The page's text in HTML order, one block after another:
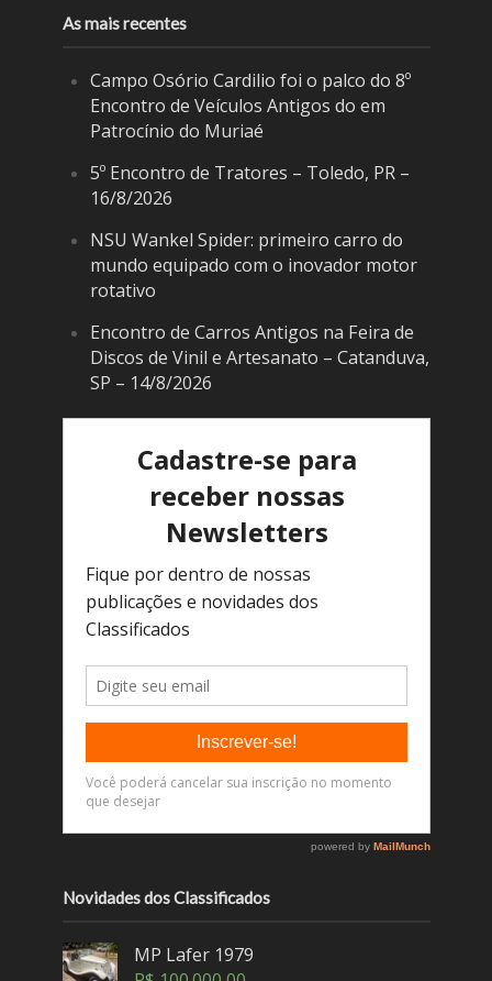
As mais recentes
Campo Osório Cardilio foi o palco do 8º
Encontro de Veículos Antigos do em
Patrocínio do Muriaé
5º Encontro de Tratores – Toledo, PR –
16/8/2026
NSU Wankel Spider: primeiro carro do
mundo equipado com o inovador motor
rotativo
Encontro de Carros Antigos na Feira de
Discos de Vinil e Artesanato – Catanduva,
SP – 14/8/2026
Novidades dos Classificados
MP Lafer 1979